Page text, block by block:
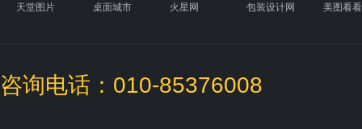
天堂图片 桌面城市 火星网 包装设计网 美图看看
咨询电话：010-85376008